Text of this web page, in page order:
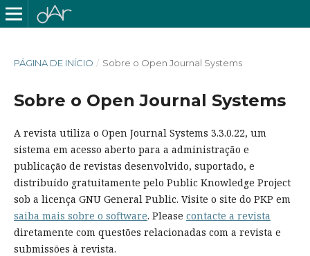
PÁGINA DE INÍCIO / Sobre o Open Journal Systems
Sobre o Open Journal Systems
A revista utiliza o Open Journal Systems 3.3.0.22, um
sistema em acesso aberto para a administração e
publicação de revistas desenvolvido, suportado, e
distribuído gratuitamente pelo Public Knowledge Project
sob a licença GNU General Public. Visite o site do PKP em
saiba mais sobre o software. Please contacte a revista
diretamente com questões relacionadas com a revista e
submissões à revista.